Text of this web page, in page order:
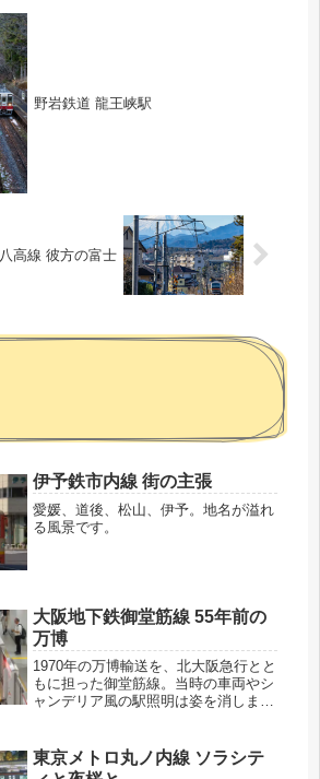
野岩鉄道 龍王峡駅
八高線 彼方の富士
伊予鉄市内線 街の主張
愛媛、道後、松山、伊予。地名が溢れ
る風景です。
大阪地下鉄御堂筋線 55年前の
万博
1970年の万博輸送を、北大阪急行とと
もに担った御堂筋線。当時の車両やシ
ャンデリア風の駅照明は姿を消しまし
往時の車両を模した装いの記念列車。
55年前の記憶が、2025年の万博を盛
東京メトロ丸ノ内線 ソラシテ